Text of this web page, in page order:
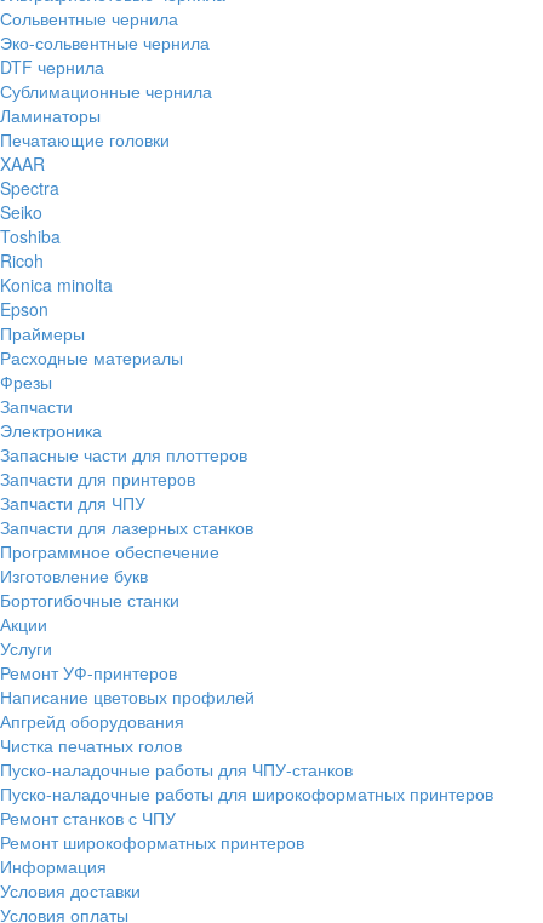
Сольвентные чернила
Эко-сольвентные чернила
DTF чернила
Сублимационные чернила
Ламинаторы
Печатающие головки
XAAR
Spectra
Seiko
Toshiba
Ricoh
Konica minolta
Epson
Праймеры
Расходные материалы
Фрезы
Запчасти
Электроника
Запасные части для плоттеров
Запчасти для принтеров
Запчасти для ЧПУ
Запчасти для лазерных станков
Программное обеспечение
Изготовление букв
Бортогибочные станки
Акции
Услуги
Ремонт УФ-принтеров
Написание цветовых профилей
Апгрейд оборудования
Чистка печатных голов
Пуско-наладочные работы для ЧПУ-станков
Пуско-наладочные работы для широкоформатных принтеров
Ремонт станков с ЧПУ
Ремонт широкоформатных принтеров
Информация
Условия доставки
Условия оплаты